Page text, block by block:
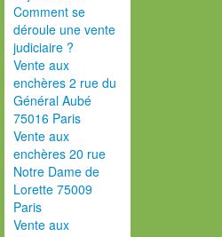
Comment se
déroule une vente
judiciaire ?
Vente aux
enchères 2 rue du
Général Aubé
75016 Paris
Vente aux
enchères 20 rue
Notre Dame de
Lorette 75009
Paris
Vente aux